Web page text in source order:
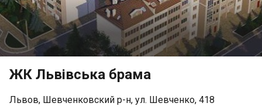
ЖК Львівська брама
Львов, Шевченковский р-н, ул. Шевченко, 418